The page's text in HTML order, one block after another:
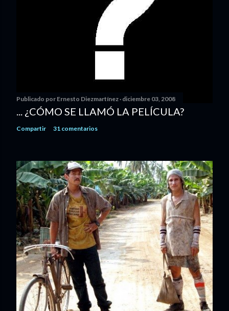
Publicado por Ernesto Diezmartínez diciembre 03, 2008
... ¿CÓMO SE LLAMÓ LA PELÍCULA?
Compartir 31 comentarios